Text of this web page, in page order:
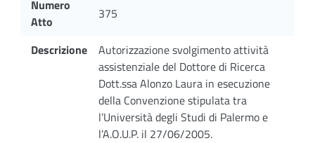
Numero
Atto
375
Descrizione
Autorizzazione svolgimento attività
assistenziale del Dottore di Ricerca
Dott.ssa Alonzo Laura in esecuzione
della Convenzione stipulata tra
l’Università degli Studi di Palermo e
l’A.O.U.P. il 27/06/2005.